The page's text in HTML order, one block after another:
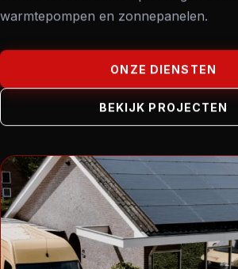
warmtepompen en zonnepanelen.
ONZE DIENSTEN
BEKIJK PROJECTEN